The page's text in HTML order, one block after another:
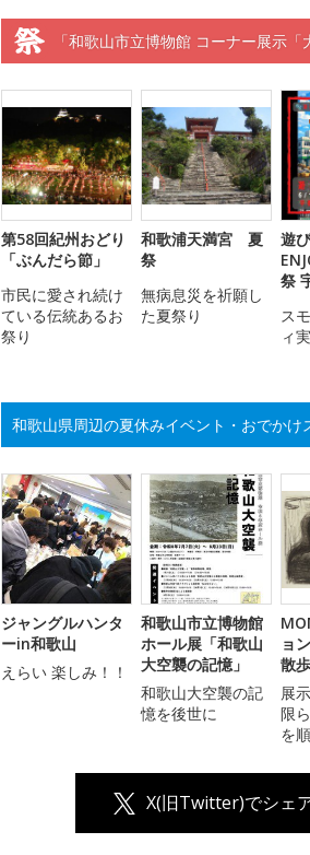
「和歌山市立博物館 コーナー展示
第58回紀州おどり
「ぶんだら節」
市民に愛され続け
ている伝統あるお
祭り
和歌浦天満宮 夏
祭
無病息災を祈願し
た夏祭り
遊
祭
ス
ィ
和歌山県周辺の夏休みイベント・おでかけ
ジャングルハンタ
ーin和歌山
えらい 楽しみ！！
和歌山市立博物館
ホール展「和歌山
大空襲の記憶」
和歌山大空襲の記
憶を後世に
ョ
散歩
展
限
を
X(旧Twitter)でシェ